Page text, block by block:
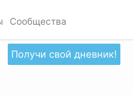
Сообщества
Получи свой дневник!